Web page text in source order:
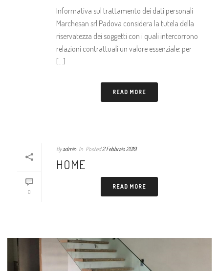
Informativa sul trattamento dei dati personali
Marchesan srl Padova considera la tutela della
riservatezza dei soggetti con i quali intercorrono
relazioni contrattuali un valore essenziale: per
[...]
READ MORE
0
Byadmin In Posted2 Febbraio 2019
HOME
READ MORE